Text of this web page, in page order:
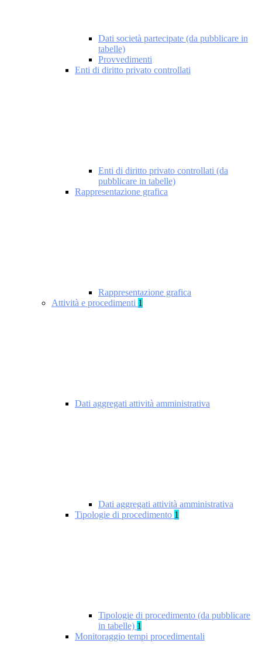
Dati società partecipate (da pubblicare in
tabelle)
Provvedimenti
Enti di diritto privato controllati
Enti di diritto privato controllati (da
pubblicare in tabelle)
Rappresentazione grafica
Rappresentazione grafica
Attività e procedimenti 1
Dati aggregati attività amministrativa
Dati aggregati attività amministrativa
Tipologie di procedimento 1
Tipologie di procedimento (da pubblicare
in tabelle) 1
Monitoraggio tempi procedimentali